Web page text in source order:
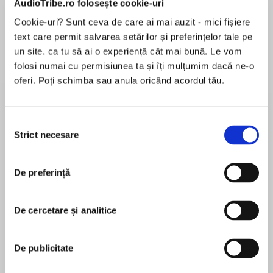
AudioTribe.ro folosește cookie-uri
Cookie-uri? Sunt ceva de care ai mai auzit - mici fișiere
text care permit salvarea setărilor și preferințelor tale pe
un site, ca tu să ai o experiență cât mai bună. Le vom
folosi numai cu permisiunea ta și îți mulțumim dacă ne-o
oferi. Poți schimba sau anula oricând acordul tău.
consimțământului
Strict necesare
De preferință
De cercetare și analitice
De publicitate
Desprecarte
Detective Carson Ryder faces his most
terrifying adversary yet in this nail-biting thriller
Carson Ryder thought he’d seen everything …
A specialist in twisted crimes, Detective Carson
Ryder thought he’d seen the lowest depths of
new job in Miami when called to a horrific scene:
a concrete pillar built of human remains, their
pentru această carte
Jack Kerley worked in advertising and teaching